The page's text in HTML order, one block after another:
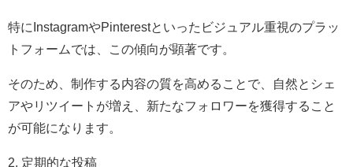
特にInstagramやPinterestといったビジュアル重視のプラッ
トフォームでは、この傾向が顕著です。
そのため、制作する内容の質を高めることで、自然とシェ
アやリツイートが増え、新たなフォロワーを獲得すること
が可能になります。
2. 定期的な投稿